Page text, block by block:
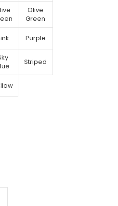
Olive
Green
Purple
Striped